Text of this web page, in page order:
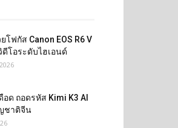
โฟกัส Canon EOS R6 V
ดีโอระดับไฮเอนด์
อด ถอดรหัส Kimi K3 AI
ชาติจีน